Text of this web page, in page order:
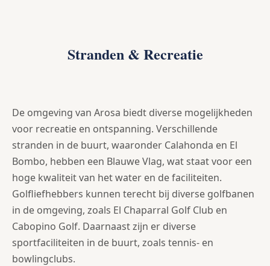
Stranden & Recreatie
De omgeving van Arosa biedt diverse mogelijkheden
voor recreatie en ontspanning. Verschillende
stranden in de buurt, waaronder Calahonda en El
Bombo, hebben een Blauwe Vlag, wat staat voor een
hoge kwaliteit van het water en de faciliteiten.
Golfliefhebbers kunnen terecht bij diverse golfbanen
in de omgeving, zoals El Chaparral Golf Club en
Cabopino Golf. Daarnaast zijn er diverse
sportfaciliteiten in de buurt, zoals tennis- en
bowlingclubs.